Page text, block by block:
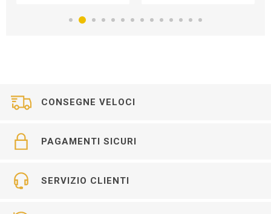
CONSEGNE VELOCI
PAGAMENTI SICURI
SERVIZIO CLIENTI